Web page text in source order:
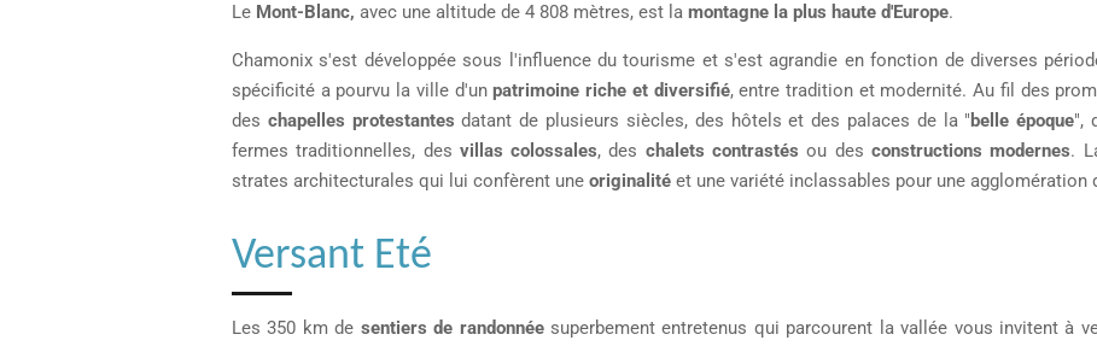
Le Mont-Blanc, avec une altitude de 4 808 mètres, est la montagne la plus haute d'Europe.
Chamonix s'est développée sous l'influence du tourisme et s'est agrandie en fonction de diverses
spécificité a pourvu la ville d'unpatrimoine riche et diversifié, entre tradition et modernité. Au fil des
des chapelles protestantes datant de plusieurs siècles, des hôtels et des palaces de la "belle époque",
fermes traditionnelles, des villas colossales, des chalets contrastés ou des constructions modernes.
strates architecturales qui lui confèrent une originalité et une variété inclassables pour une agglomération
Versant Eté
Les 350 km de sentiers de randonnéesuperbement entretenus qui parcourent la vallée vous invitent à